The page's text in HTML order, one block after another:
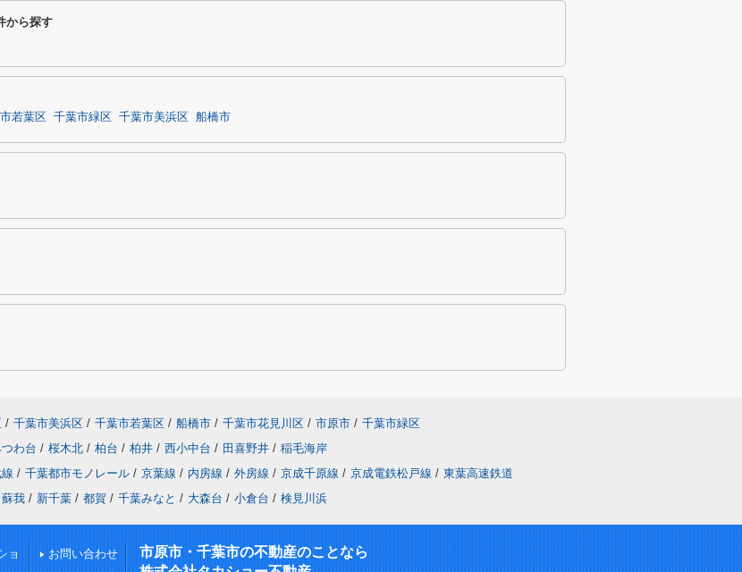
から探す
若葉区 千葉市緑区 千葉市美浜区 船橋市
/ 千葉市美浜区 / 千葉市若葉区 / 船橋市 / 千葉市花見川区 / 市原市 / 千葉市緑区
わ台 / 桜木北 / 柏台 / 柏井 / 西小中台 / 田喜野井 / 稲毛海岸
/ 千葉都市モノレール / 京葉線 / 内房線 / 外房線 / 京成千原線 / 京成電鉄松戸線 / 東葉高速鉄道
蘇我 / 新千葉 / 都賀 / 千葉みなと / 大森台 / 小倉台 / 検見川浜
ョ
お問い合わせ
市原市・千葉市の不動産のことなら